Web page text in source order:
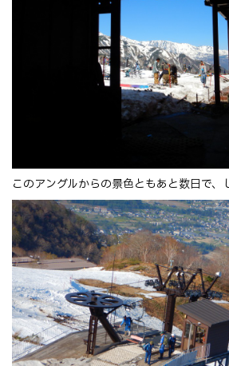
このアングルからの景色ともあと数日で、